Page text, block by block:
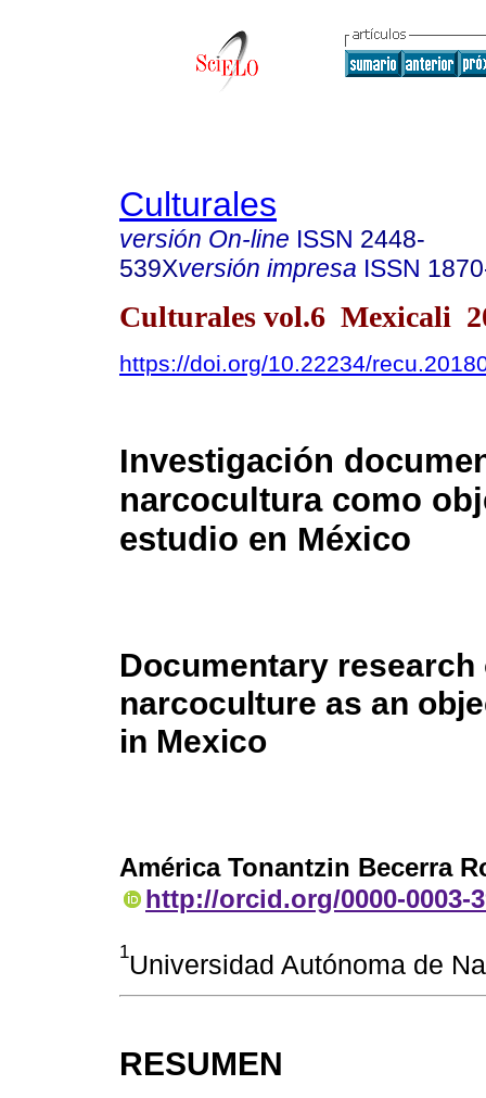
Culturales
versión On-line ISSN 2448-
539Xversión impresa ISSN
Culturales vol.6 Mexicali
https://doi.org/10.22234/
Investigación
narcocultura como
estudio en México
Documentary research
narcoculture as an
in Mexico
América Tonantzin Becerra
http://orcid.org/0000-0003-
1Universidad Autónoma de
RESUMEN